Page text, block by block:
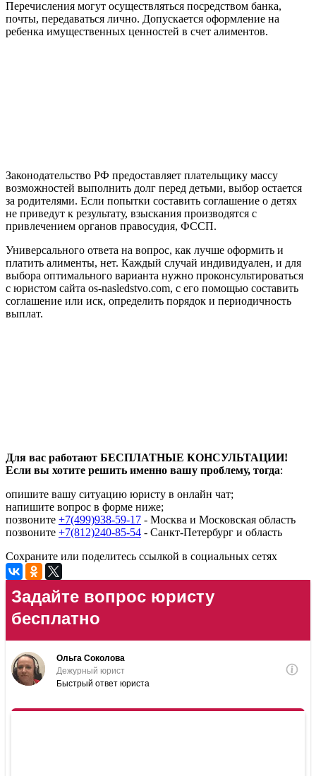
Перечисления могут осуществляться посредством банка,
почты, передаваться лично. Допускается оформление на
ребенка имущественных ценностей в счет алиментов.
Законодательство РФ предоставляет плательщику массу
возможностей выполнить долг перед детьми, выбор остается
за родителями. Если попытки составить соглашение о детях
не приведут к результату, взыскания производятся с
привлечением органов правосудия, ФССП.
Универсального ответа на вопрос, как лучше оформить и
платить алименты, нет. Каждый случай индивидуален, и для
выбора оптимального варианта нужно проконсультироваться
с юристом сайта os-nasledstvo.com, с его помощью составить
соглашение или иск, определить порядок и периодичность
выплат.
Для вас работают БЕСПЛАТНЫЕ КОНСУЛЬТАЦИИ!
Если вы хотите решить именно вашу проблему, тогда:
опишите вашу ситуацию юристу в онлайн чат;
напишите вопрос в форме ниже;
позвоните +7(499)938-59-17 - Москва и Московская область
позвоните +7(812)240-85-54 - Санкт-Петербург и область
Сохраните или поделитесь ссылкой в социальных сетях